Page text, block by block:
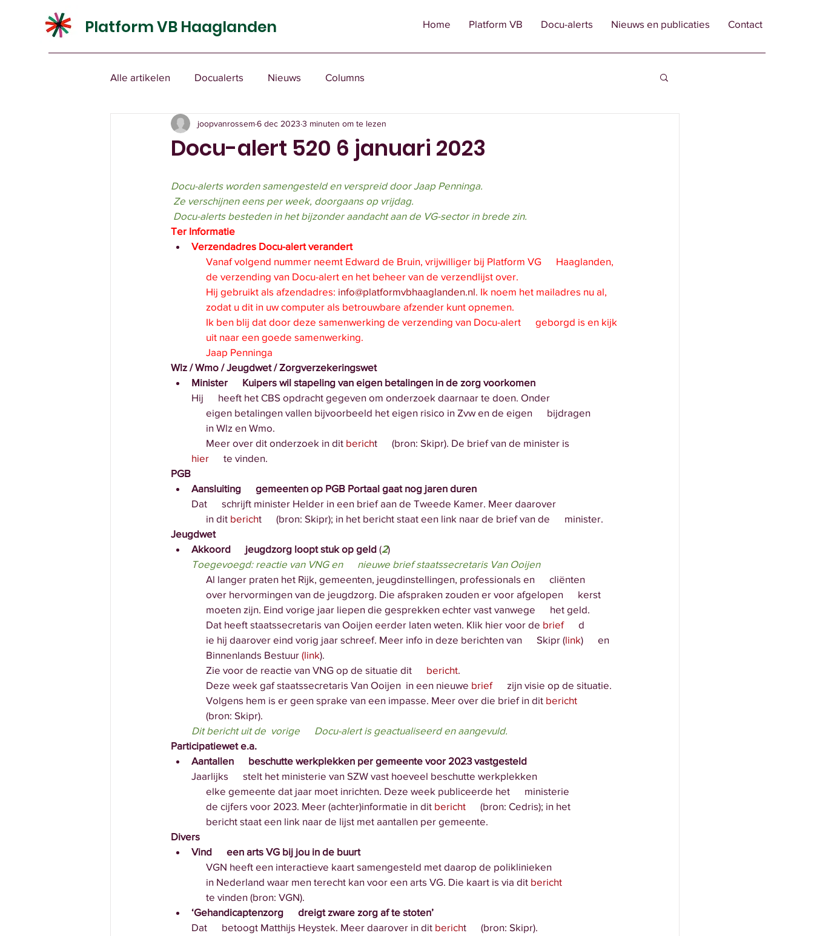
Platform VB Haaglanden Home Platform VB Docu-alerts Nieuws en publicaties Contact
Alle artikelen Docualerts Nieuws Columns
Docu-alert 520 6 januari 2023
joopvanrossem6 dec 2023 3 minuten om te lezen
Docu-alerts worden samengesteld en verspreid door Jaap Penninga.
Ze verschijnen eens per week, doorgaans op vrijdag.
Docu-alerts besteden in het bijzonder aandacht aan de VG-sector in brede zin.
Ter Informatie
Verzendadres Docu-alert verandert
      Vanaf volgend nummer neemt Edward de Bruin, vrijwilliger bij Platform VG      Haaglanden,
      de verzending van Docu-alert en het beheer van de verzendlijst over.
      Hij gebruikt als afzendadres:
info@platformvbhaaglanden.nl. Ik noem het mailadres nu al,
      zodat u dit in uw computer als betrouwbare afzender kunt opnemen.
      Ik ben blij dat door deze samenwerking de verzending van Docu-alert      geborgd is en kijk
      uit naar een goede samenwerking.
      Jaap Penninga
Wlz / Wmo / Jeugdwet / Zorgverzekeringswet
Minister      Kuipers wil stapeling van eigen betalingen in de zorg voorkomen
Hij      heeft het CBS opdracht gegeven om onderzoek daarnaar te doen. Onder
      eigen betalingen vallen bijvoorbeeld het eigen risico in Zvw en de eigen      bijdragen
      in Wlz en Wmo.
      Meer over dit onderzoek in dit
bericht      (bron: Skipr). De brief van de minister is
hier
      te vinden.
PGB
Aansluiting      gemeenten op PGB Portaal gaat nog jaren duren
Dat      schrijft minister Helder in een brief aan de Tweede Kamer. Meer daarover
      in dit
bericht      (bron: Skipr); in het bericht staat een link naar de brief van de      minister.
Jeugdwet
Akkoord      jeugdzorg loopt stuk op geld (2)
Toegevoegd: reactie van VNG en      nieuwe brief staatssecretaris Van Ooijen
      Al langer praten het Rijk, gemeenten, jeugdinstellingen, professionals en      cliënten
      over hervormingen van de jeugdzorg. Die afspraken zouden er voor afgelopen      kerst
      moeten zijn. Eind vorige jaar liepen die gesprekken echter vast vanwege      het geld.
      Dat heeft staatssecretaris van Ooijen eerder laten weten. Klik hier voor de
brief
      d
      ie hij daarover eind vorig jaar schreef. Meer info in deze berichten van      Skipr (
link)      en
      Binnenlands Bestuur
(link).
      Zie voor de reactie van VNG op de situatie dit
      bericht
.
      Deze week gaf staatssecretaris Van Ooijen  in een nieuwe
brief
      zijn visie op de situatie.
      Volgens hem is er geen sprake van een impasse. Meer over die brief in dit
bericht
      (bron: Skipr).
Dit bericht uit de  vorige      Docu-alert is geactualiseerd en aangevuld.
Participatiewet e.a.
Aantallen      beschutte werkplekken per gemeente voor 2023 vastgesteld
Jaarlijks      stelt het ministerie van SZW vast hoeveel beschutte werkplekken
      elke gemeente dat jaar moet inrichten. Deze week publiceerde het      ministerie
      de cijfers voor 2023. Meer (achter)informatie in dit
bericht
      (bron: Cedris); in het
      bericht staat een link naar de lijst met aantallen per gemeente.
Divers
Vind      een arts VG bij jou in de buurt
      VGN heeft een interactieve kaart samengesteld met daarop de poliklinieken
      in Nederland waar men terecht kan voor een arts VG. Die kaart is via dit
bericht
      te vinden (bron: VGN).
‘Gehandicaptenzorg      dreigt zware zorg af te stoten’
Dat      betoogt Matthijs Heystek. Meer daarover in dit bericht      (bron: Skipr).